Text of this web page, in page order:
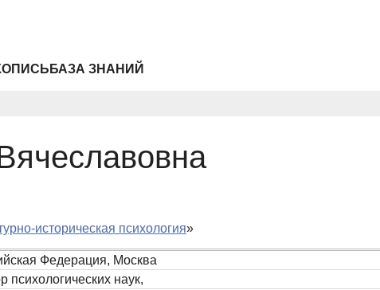
БАЗА ЗНАНИЙ
историческая психология»
Федерация, Москва
психологических наук,